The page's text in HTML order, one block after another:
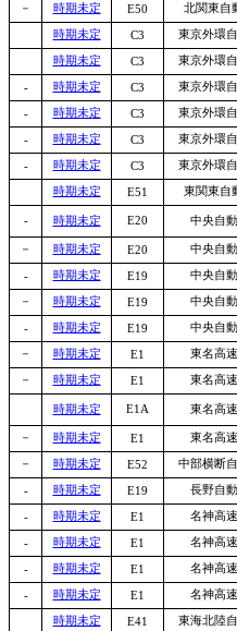
－ 時期未定 E50 北関東自
時期未定 C3 東京外環
時期未定 C3 東京外環
- 時期未定 C3 東京外環
- 時期未定 C3 東京外環
- 時期未定 C3 東京外環
- 時期未定 C3 東京外環
時期未定 E51 東関東自
- 時期未定 E20 中央自
－ 時期未定 E20 中央自
- 時期未定 E19 中央自
－ 時期未定 E19 中央自
- 時期未定 E19 中央自
－ 時期未定 E1 東名高
－ 時期未定 E1 東名高
時期未定 E1A 東名高
－ 時期未定 E1 東名高
－ 時期未定 E52 中部横断
- 時期未定 E19 長野自
- 時期未定 E1 名神高
- 時期未定 E1 名神高
- 時期未定 E1 名神高
- 時期未定 E1 名神高
時期未定 E41 東海北陸